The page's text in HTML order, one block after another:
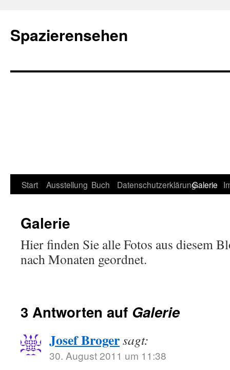
Spazierensehen
Start Ausstellung Buch DatenschutzerklärungGalerie
Galerie
Hier finden Sie alle Fotos aus diesem
nach Monaten geordnet.
3 Antworten auf Galerie
Josef Brogersagt:
30. August 2011 um 11:38